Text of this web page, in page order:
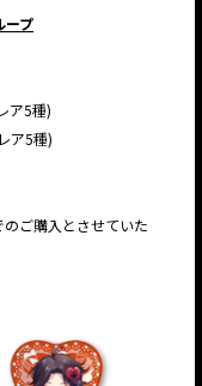
ープ
ア5種)
ア5種)
ご購入とさせていた